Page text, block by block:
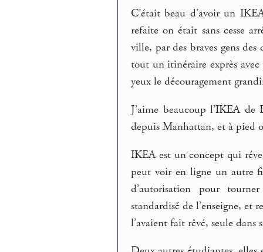
C’était beau d’avoir un
refaite on était sans cesse
ville, par des braves gens
tout un itinéraire exprès
yeux le découragement
J’aime beaucoup l’IKEA
depuis Manhattan, et à pied
IKEA est un concept qui
peut voir en ligne un autre
d’autorisation pour
standardisé de l’enseigne, et
l’avaient fait rêvé, seule dans